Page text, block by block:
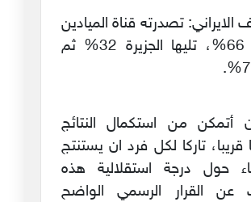
الايراني: تصدرته قناة الميادين
بحوالي 66%، تليها الجزيرة 32% ثم
أتمكن من استكمال النتائج
تاركا لكل فرد ان يستنتج
حول درجة استقلالية هذه
عن القرار الرسمي الواضح